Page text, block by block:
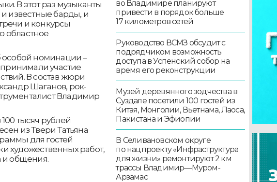
В этот раз музыканты
и известные барды, и
и конкурсы
областное
особой номинации –
принимали участие
В состав жюри
Шаганов, рок-
Владимир
тысяч рублей
из Твери Татьяна
для гостей
художественных работ,
и общения.
во Владимире планируют
привести в порядок больше
17 километров сетей
Руководство ВСМЗ обсудит с
подрядчиком возможность
доступа в Успенский собор на
время его реконструкции
Музей деревянного зодчества в
Суздале посетили 100 гостей из
Китая, Монголии, Вьетнама, Лаоса,
Пакистана и Эфиопии
В Селивановском округе
по нацпроекту «Инфраструктура
для жизни» ремонтируют 2 км
трассы Владимир—Муром-
Арзамас